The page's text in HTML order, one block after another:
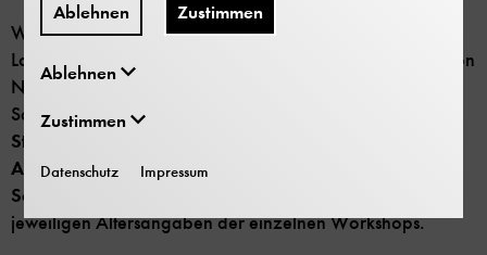
Wir freuen uns, dass daher dieser Workshop aus
Landesmitteln im Rahmen von zdi Zukunft durch Innovation
NRW gefördert wird. Somit ist der Workshop für
Schülerinnen und Schüler
Stadt Bonn, im Rhein-Sieg-Kreis, in der Städteregion
Aachen und in den Kreisen Düren und Euskirchen zur
Schule gehen, kostenlos
jeweiligen Altersangaben der einzelnen Workshops.
Ablehnen Zustimmen
Ablehnen
Zustimmen
Datenschutz Impressum